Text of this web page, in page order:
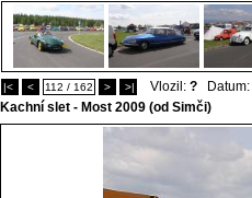
|< < 112 / 162 > >| Vlozil: ? Datum:
Kachní slet - Most 2009 (od Simči)